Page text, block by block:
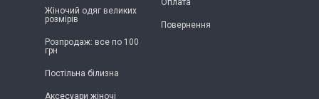
Жіночий одяг великих
розмірів
Розпродаж: все по 100
грн
Постільна білизна
Аксесуари жіночі
Оплата
Повернення